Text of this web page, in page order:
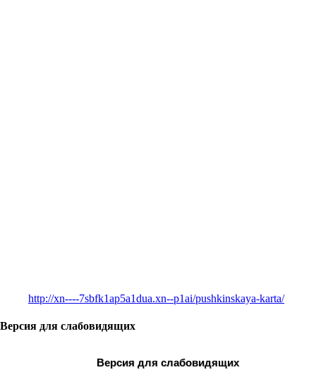
http://xn----7sbfk1ap5a1dua.xn--p1ai/pushkinskaya-karta/
Версия для слабовидящих
Версия для слабовидящих